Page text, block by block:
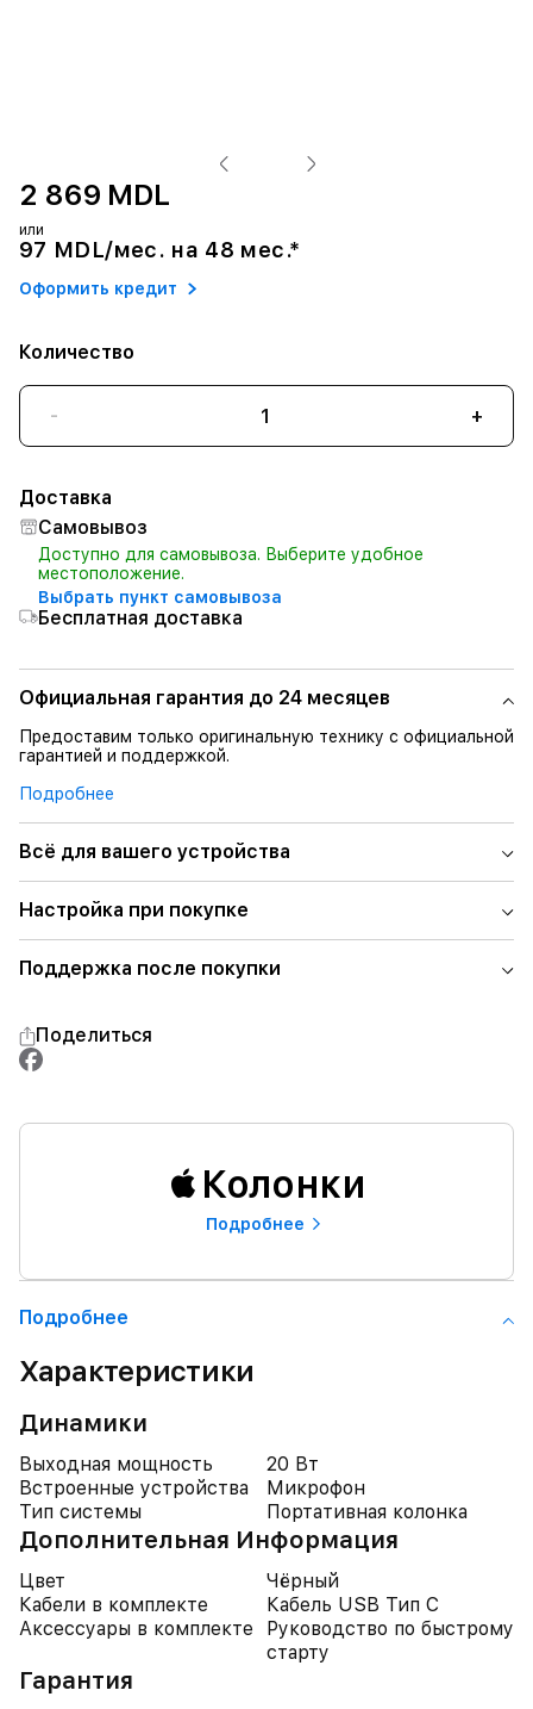
2 869 MDL
или
97 MDL/мес. на 48 мес.*
Оформить кредит
Количество
- +
Доставка
Самовывоз
Доступно для самовывоза. Выберите удобное
местоположение.
Выбрать пункт самовывоза
Бесплатная доставка
Официальная гарантия до 24 месяцев
Предоставим только оригинальную технику с официальной
гарантией и поддержкой.
Подробнее
Всё для вашего устройства
Настройка при покупке
Поддержка после покупки
Поделиться
Колонки
Подробнее
Подробнее
Характеристики
Динамики
Выходная мощность
20 Вт
Встроенные устройства
Микрофон
Тип системы
Портативная колонка
Дополнительная Информация
Цвет
Чёрный
Кабели в комплекте
Кабель USB Тип C
Аксессуары в комплекте
Руководство по быстрому
старту
Гарантия